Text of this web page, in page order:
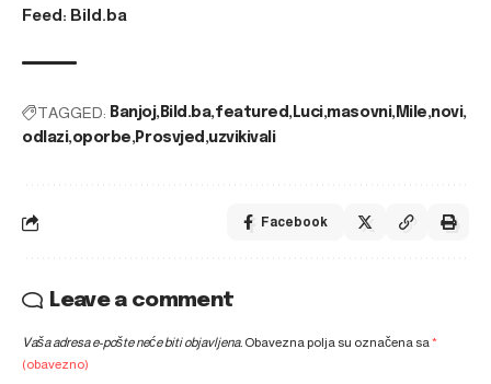
Feed: Bild.ba
TAGGED: Banjoj Bild.ba featured Luci masovni Mile novi
odlazi oporbe Prosvjed uzvikivali
Facebook
Leave a comment
Vaša adresa e-pošte neće biti objavljena. Obavezna polja su označena sa*
(obavezno)